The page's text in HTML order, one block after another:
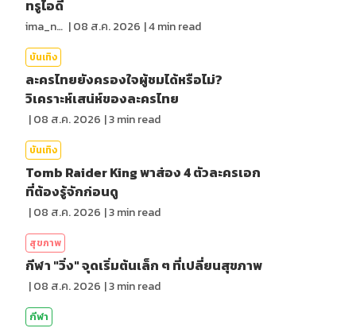
ทรูไอดี
ima_nan |08 ส.ค. 2026 |4min read
บันเทิง
ละครไทยยังครองใจผู้ชมได้หรือไม่?
วิเคราะห์เสน่ห์ของละครไทย
|08 ส.ค. 2026 |3min read
บันเทิง
Tomb Raider King พาส่อง 4 ตัวละครเอก
ที่ต้องรู้จักก่อนดู
|08 ส.ค. 2026 |3min read
สุขภาพ
กีฬา "วิ่ง" จุดเริ่มต้นเล็ก ๆ ที่เปลี่ยนสุขภาพ
|08 ส.ค. 2026 |3min read
กีฬา